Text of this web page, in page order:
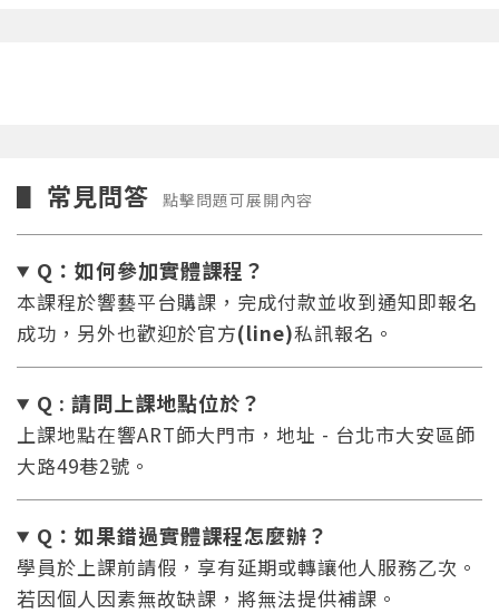
▋ 常見問答 點擊問題可展開內容
Q：如何參加實體課程？
本課程於響藝平台購課，完成付款並收到通知即報名
成功，另外也歡迎於官方(line)私訊報名。
Q : 請問上課地點位於？
上課地點在響ART師大門市，地址 - 台北市大安區師
大路49巷2號。
Q：如果錯過實體課程怎麼辦？
學員於上課前請假，享有延期或轉讓他人服務乙次。
若因個人因素無故缺課，將無法提供補課。